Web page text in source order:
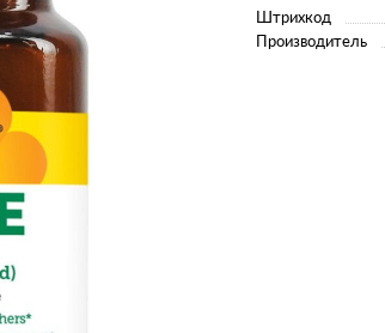
Штрихкод
Производитель